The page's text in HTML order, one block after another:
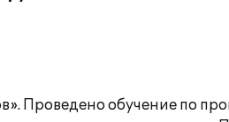
Проведено обучение по